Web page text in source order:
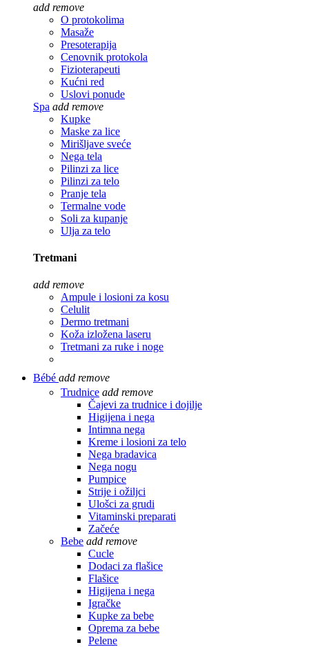
add remove
O protokolima
Masaže
Presoterapija
Cenovnik protokola
Fizioterapeuti
Kućni red
Uslovi ponude
Spa add remove
Kupke
Maske za lice
Mirišljave sveće
Nega tela
Pilinzi za lice
Pilinzi za telo
Pranje tela
Termalne vode
Soli za kupanje
Ulja za telo
Tretmani
add remove
Ampule i losioni za kosu
Celulit
Dermo tretmani
Koža izložena laseru
Tretmani za ruke i noge
Bébé add remove
Trudnice add remove
Čajevi za trudnice i dojilje
Higijena i nega
Intimna nega
Kreme i losioni za telo
Nega bradavica
Nega nogu
Pumpice
Strije i ožiljci
Ulošci za grudi
Vitaminski preparati
Začeće
Bebe add remove
Cucle
Dodaci za flašice
Flašice
Higijena i nega
Igračke
Kupke za bebe
Oprema za bebe
Pelene